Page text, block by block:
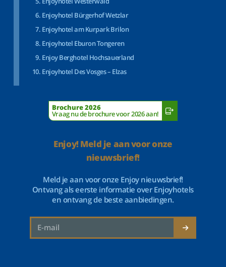
Enjoyhotel Bürgerhof Wetzlar
Enjoyhotel am Kurpark Brilon
Enjoyhotel Eburon Tongeren
Enjoy Berghotel Hochsauerland
Enjoyhotel Des Vosges – Elzas
Brochure 2026
Vraag nu de brochure voor 2026 aan!
Enjoy! Meld je aan voor onze
nieuwsbrief!
Meld je aan voor onze Enjoy nieuwsbrief!
Ontvang als eerste informatie over Enjoyhotels
en ontvang de beste aanbiedingen.